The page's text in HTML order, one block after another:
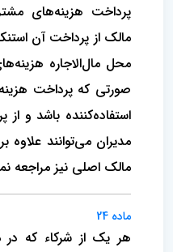
پرداخت هزینه‌های
مالک از پرداخت‌ آن
محل مال‌الاجاره
صورتی که پرداخت
استفاده‌کننده باشد و از
مدیران می‌توانند علاوه
مالک اصلی نیز مراجعه
ماده 24
هر یک از شرکاء که در